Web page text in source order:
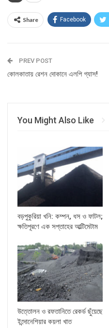
Share Facebook
PREV POST
কোলকাতায় রেশন দোকানে এলপি গ্যাস!
You Might Also Like
বড়পুকুরিয়া খনি: কম্পন, ধস ও ফাটল;
ক্ষতিপূরণে এক সপ্তাহের আল্টিমেটাম
উত্তোলন ও রফতানিতে রেকর্ড ছুঁয়েছে
ইন্দোনেশিয়ার কয়লা খাত